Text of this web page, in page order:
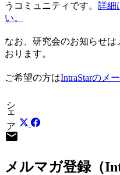
うコミュニティです。 詳細
い。
なお、研究会のお知らせ
おります。
ご希望の方はIntraStarのメ
シェア
mail
メルマガ登録（